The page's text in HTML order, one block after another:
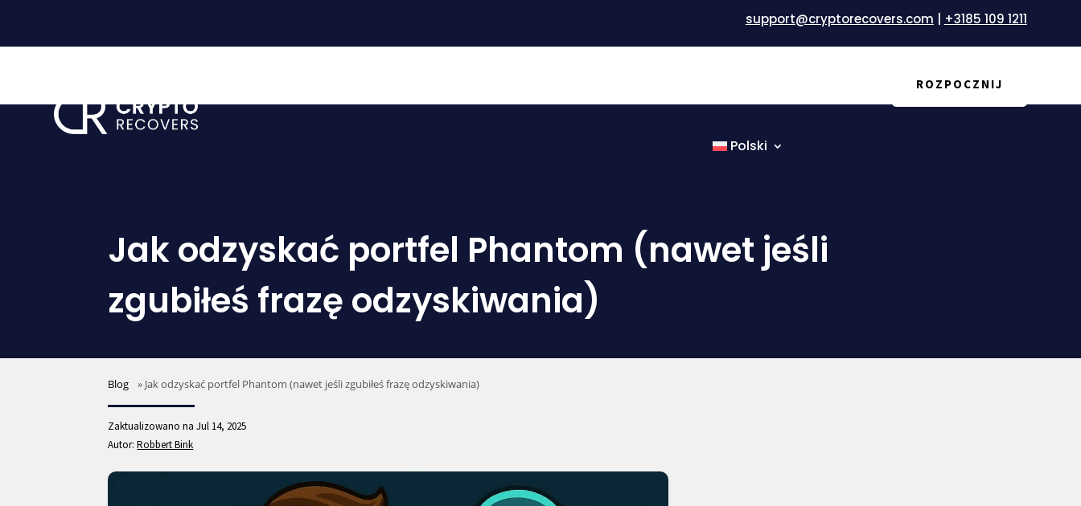
support@cryptorecovers.com +3185 109 1211
Polski
ROZPOCZNIJ
Jak odzyskać portfel Phantom (nawet jeśli
zgubiłeś frazę odzyskiwania)
Blog » Jak odzyskać portfel Phantom (nawet jeśli zgubiłeś frazę odzyskiwania)
Zaktualizowano na Jul 14, 2025
Autor:Robbert Bink